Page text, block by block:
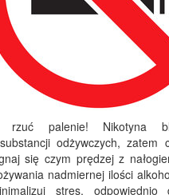
rzuć palenie! Nikotyna
odżywczych,
się czym prędzej z
nadmiernej ilości
stres, odpowiednio